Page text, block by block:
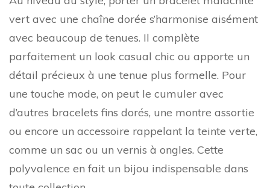
vert avec une chaîne dorée s’harmonise aisément
avec beaucoup de tenues. Il complète
parfaitement un look casual chic ou apporte un
détail précieux à une tenue plus formelle. Pour
une touche mode, on peut le cumuler avec
d’autres bracelets fins dorés, une montre assortie
ou encore un accessoire rappelant la teinte verte,
comme un sac ou un vernis à ongles. Cette
polyvalence en fait un bijou indispensable dans